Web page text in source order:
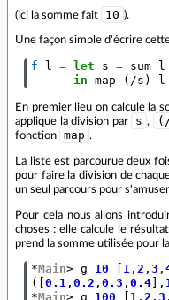
(ici la somme fait 10 ).
Une façon simple d'écrire
f l = let s = sum
l
in map ( /s ) l
En premier lieu on calcule la
applique la division par
s ,
fonction
map .
La liste est parcourue deux
pour faire la division de
un seul parcours pour
Pour cela nous allons
choses : elle calcule le
prend la somme utilisée pour
*Main> g 10 1 , 2 , 3 ,
([ 0.1 , 0.2 , 0.3 , 0.4 ],
*Main> g 100 1 , 2 , 3 ,